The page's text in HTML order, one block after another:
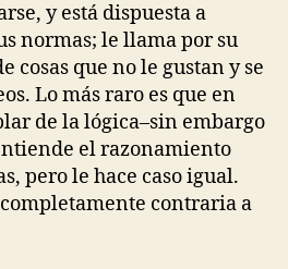
y está dispuesta a
normas; le llama por su
cosas que no le gustan y se
Lo más raro es que en
de la lógica–sin embargo
el razonamiento
pero le hace caso igual.
contraria a